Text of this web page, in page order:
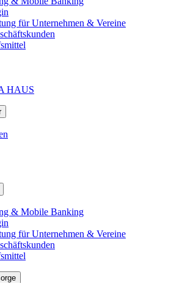
für Unternehmen & Vereine
HAUS
& Mobile Banking
für Unternehmen & Vereine